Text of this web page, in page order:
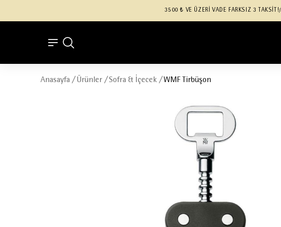
3500 ₺ VE ÜZERİ VADE FARKSIZ 3 TAKSİT!/
Anasayfa / Ürünler / Sofra & İçecek / WMF Tirbüşon